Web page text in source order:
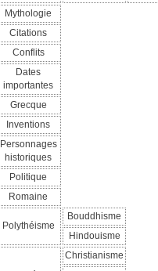
Mythologie
Citations
Conflits
Dates
importantes
Grecque
Inventions
Personnages
historiques
Politique
Romaine
Polythéisme
Bouddhisme
Hindouisme
Christianisme